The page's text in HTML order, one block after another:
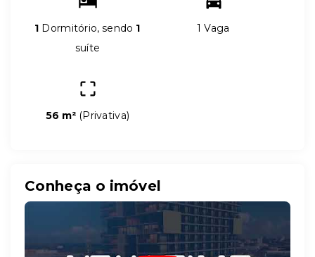
1 Dormitório, sendo 1
suíte
1 Vaga
56 m² (Privativa)
Conheça o imóvel